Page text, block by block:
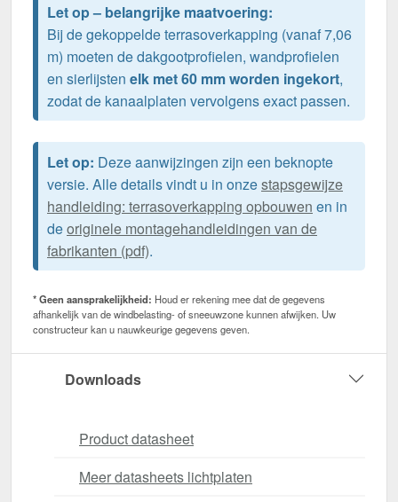
Let op – belangrijke maatvoering:
Bij de gekoppelde terrasoverkapping (vanaf 7,06
m) moeten de dakgootprofielen, wandprofielen
en sierlijsten elk met 60 mm worden ingekort,
zodat de kanaalplaten vervolgens exact passen.
Let op: Deze aanwijzingen zijn een beknopte
versie. Alle details vindt u in onzestapsgewijze
handleiding: terrasoverkapping opbouwen en in
deoriginele montagehandleidingen van de
fabrikanten (pdf).
* Geen aansprakelijkheid: Houd er rekening mee dat de gegevens
afhankelijk van de windbelasting- of sneeuwzone kunnen afwijken. Uw
constructeur kan u nauwkeurige gegevens geven.
Downloads
Product datasheet
Meer datasheets lichtplaten